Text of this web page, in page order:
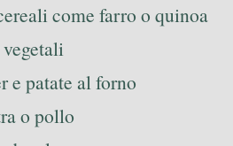
come farro o quinoa
e patate al forno
o pollo